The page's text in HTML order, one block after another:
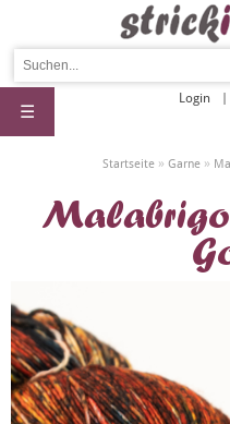
Login
☰
Startseite » Garne »